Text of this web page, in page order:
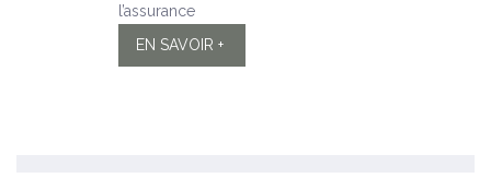
l’assurance
EN SAVOIR +